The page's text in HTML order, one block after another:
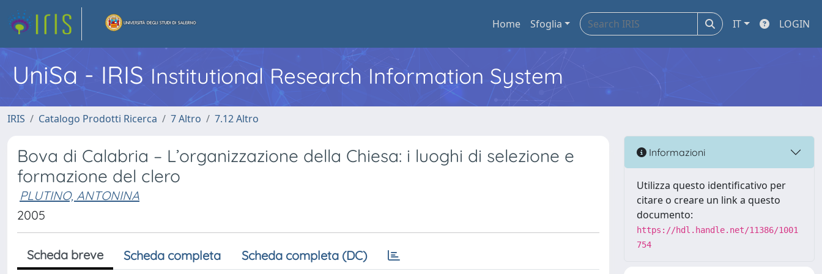
Home Sfoglia IT LOGIN
UniSa - IRIS Institutional Research Information System
IRIS Catalogo Prodotti Ricerca 7 Altro 7.12 Altro
Bova di Calabria – L’organizzazione della Chiesa: i luoghi di selezione e
formazione del clero
PLUTINO, ANTONINA
2005
Scheda breve Scheda completa Scheda completa (DC)
Informazioni
Utilizza questo identificativo per
citare o creare un link a questo
documento:
https://hdl.handle.net/11386/1001
754